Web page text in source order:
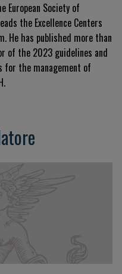
European Society of
the Excellence Centers
. He has published more than
of the 2023 guidelines and
for the management of
.